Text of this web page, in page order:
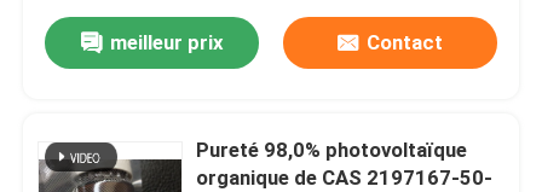
Maison
meilleur prix Contact
Pureté 98,0% photovoltaïque
organique de CAS 2197167-50-